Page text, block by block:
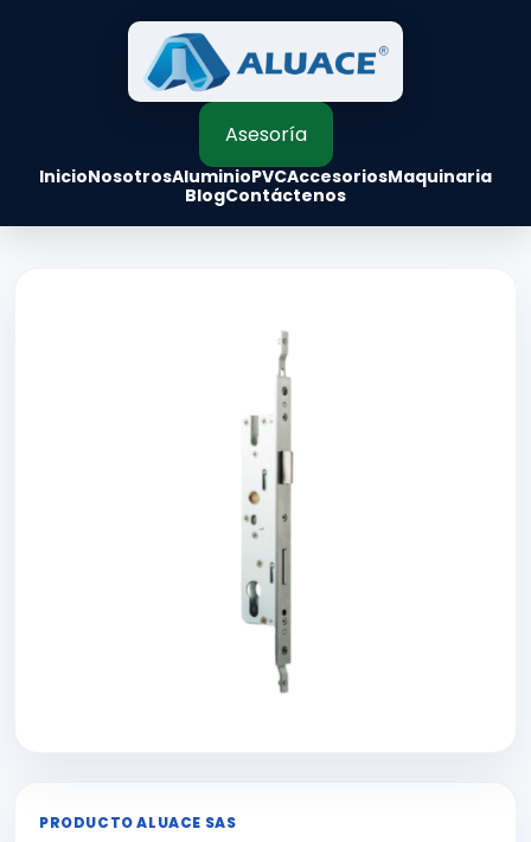
InicioNosotrosAluminioPVCAccesoriosMaquinaria
BlogContáctenos
Asesoría
PRODUCTO ALUACE SAS